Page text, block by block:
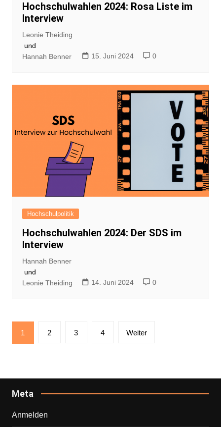
Hochschulwahlen 2024: Rosa Liste im
Interview
Leonie Theiding
und
Hannah Benner
15. Juni 2024 0
Hochschulpolitik
Hochschulwahlen 2024: Der SDS im
Interview
Hannah Benner
und
Leonie Theiding
14. Juni 2024 0
Seitennummerierung
der
1 2 3 4 Weiter
Meta
Anmelden